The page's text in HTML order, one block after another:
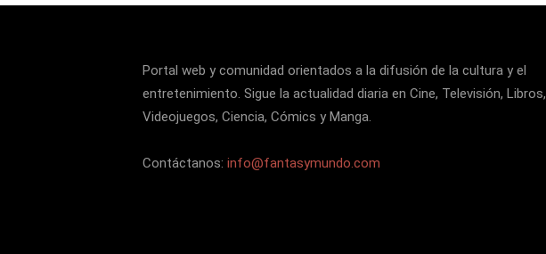
Portal web y comunidad orientados a la difusión de la cultura y el
entretenimiento. Sigue la actualidad diaria en Cine, Televisión, Libros,
Videojuegos, Ciencia, Cómics y Manga.
Contáctanos: info@fantasymundo.com